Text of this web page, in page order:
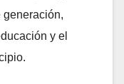
generación,
y el